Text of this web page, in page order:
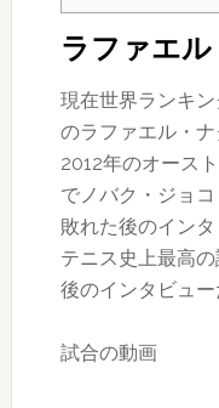
ラファエ
現在世界ランキン
のラファエル・
2012年のオース
でノバク・ジョ
敗れた後のインタ
テニス史上最高
後のインタビュー
試合の動画